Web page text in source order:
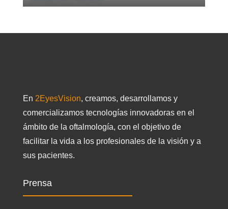
En 2EyesVision, creamos, desarrollamos y
comercializamos tecnologías innovadoras en el
ámbito de la oftalmología, con el objetivo de
facilitar la vida a los profesionales de la visión y a
sus pacientes.
Prensa